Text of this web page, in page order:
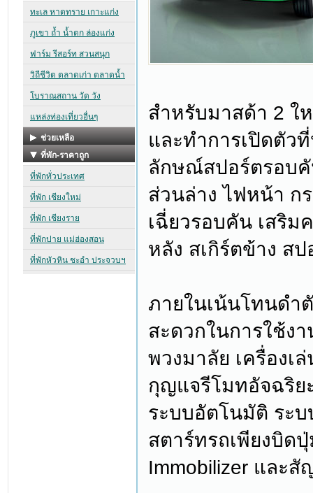
สำหรับมาสด้า 2 ใ
และทำการเปิดตัว
ลักษณ์สปอร์ตรอบคั
ส่วนล่าง ไฟหน้า ก
เฉี่ยวรอบคัน เสริ
หลัง สเกิร์ตข้าง ส
ภายในเน้นโทนดำ
สะดวกในการใช้ง
พวงมาลัย เครื่องเ
กุญแจรีโมทอัจฉริย
ระบบอัตโนมัติ ระบ
สตาร์ทรถเพียงบิด
Immobilizer และ